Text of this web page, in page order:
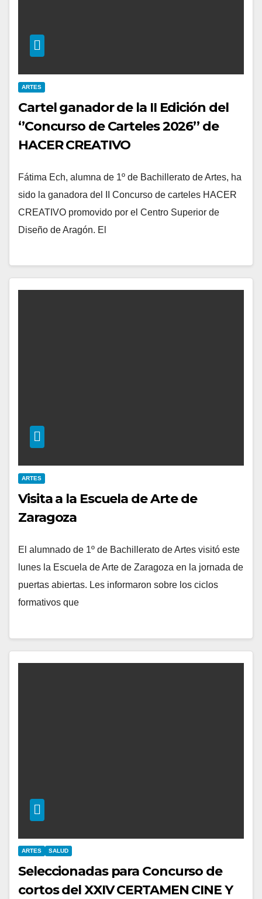
ARTES
Cartel ganador de la II Edición del
‘’Concurso de Carteles 2026’’ de
HACER CREATIVO
Fátima Ech, alumna de 1º de Bachillerato de Artes, ha
sido la ganadora del II Concurso de carteles HACER
CREATIVO promovido por el Centro Superior de
Diseño de Aragón. El
ARTES
Visita a la Escuela de Arte de
Zaragoza
El alumnado de 1º de Bachillerato de Artes visitó este
lunes la Escuela de Arte de Zaragoza en la jornada de
puertas abiertas. Les informaron sobre los ciclos
formativos que
ARTES SALUD
Seleccionadas para Concurso de
cortos del XXIV CERTAMEN CINE Y